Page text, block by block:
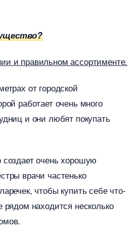
и правильном ассортименте.
от городской
работает очень много
и они любят покупать
создает очень хорошую
врачи частенько
чтобы купить себе что-
находится несколько